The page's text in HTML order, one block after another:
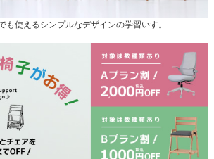
も使えるシンプルなデザインの学習いす。